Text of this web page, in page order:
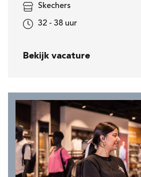
Skechers
32 - 38 uur
Bekijk vacature